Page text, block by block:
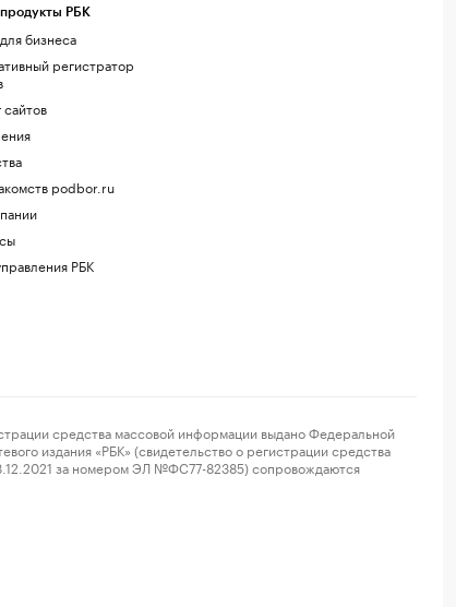
РБК
бизнеса
регистратор
сайтов
podbor.ru
РБК
средства массовой информации выдано Федеральной
издания «РБК» (свидетельство о регистрации средства
за номером ЭЛ №ФС77-82385) сопровождаются